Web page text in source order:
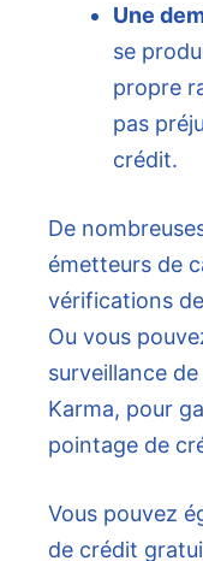
Une
se
propre
pas
crédit.
De
émetteurs de
vérifications
Ou vous
surveillance
Karma, pour
pointage de
Vous pouvez
de crédit